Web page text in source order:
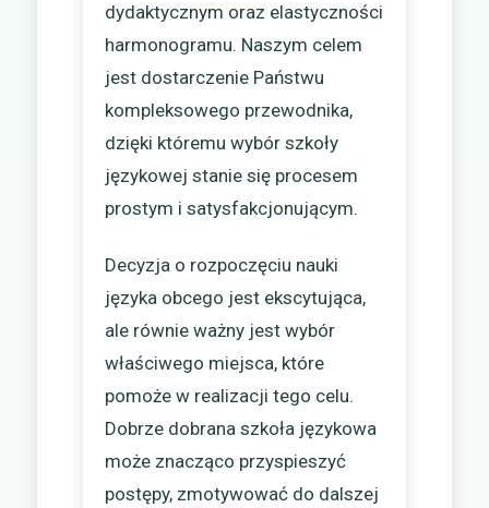
dydaktycznym oraz elastyczności
harmonogramu. Naszym celem
jest dostarczenie Państwu
kompleksowego przewodnika,
dzięki któremu wybór szkoły
językowej stanie się procesem
prostym i satysfakcjonującym.
Decyzja o rozpoczęciu nauki
języka obcego jest ekscytująca,
ale równie ważny jest wybór
właściwego miejsca, które
pomoże w realizacji tego celu.
Dobrze dobrana szkoła językowa
może znacząco przyspieszyć
postępy, zmotywować do dalszej